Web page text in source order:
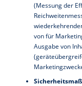
(Messung der
von für
Ausgabe von